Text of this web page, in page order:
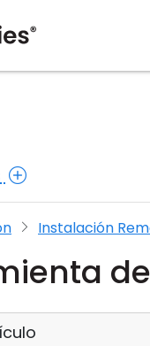
Instalación